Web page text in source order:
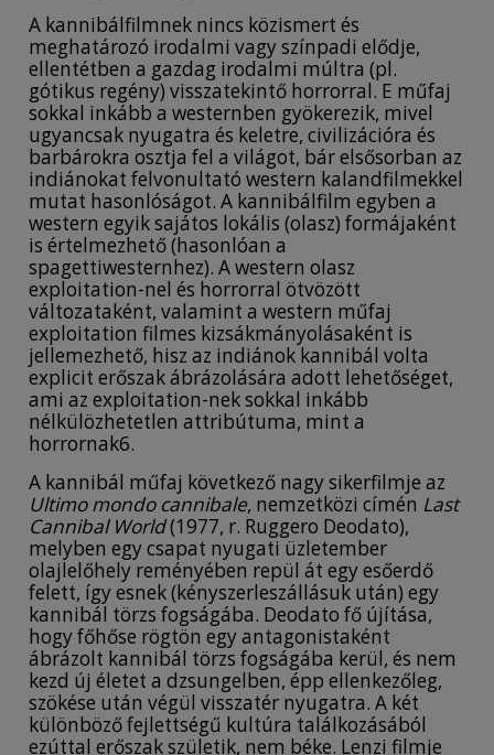
A kannibálfilmnek nincs közismert és
meghatározó irodalmi vagy színpadi elődje,
ellentétben a gazdag irodalmi múltra (pl.
gótikus regény) visszatekintő horrorral. E műfaj
sokkal inkább a westernben gyökerezik, mivel
ugyancsak nyugatra és keletre, civilizációra és
barbárokra osztja fel a világot, bár elsősorban az
indiánokat felvonultató western kalandfilmekkel
mutat hasonlóságot. A kannibálfilm egyben a
western egyik sajátos lokális (olasz) formájaként
is értelmezhető (hasonlóan a
spagettiwesternhez). A western olasz
exploitation-nel és horrorral ötvözött
változataként, valamint a western műfaj
exploitation filmes kizsákmányolásaként is
jellemezhető, hisz az indiánok kannibál volta
explicit erőszak ábrázolására adott lehetőséget,
ami az exploitation-nek sokkal inkább
nélkülözhetetlen attribútuma, mint a
horrornak6.
A kannibál műfaj következő nagy sikerfilmje az
Ultimo mondo cannibale, nemzetközi címén Last
Cannibal World(1977, r. Ruggero Deodato),
melyben egy csapat nyugati üzletember
olajlelőhely reményében repül át egy esőerdő
felett, így esnek (kényszerleszállásuk után) egy
kannibál törzs fogságába. Deodato fő újítása,
hogy főhőse rögtön egy antagonistaként
ábrázolt kannibál törzs fogságába kerül, és nem
kezd új életet a dzsungelben, épp ellenkezőleg,
szökése után végül visszatér nyugatra. A két
különböző fejlettségű kultúra találkozásából
ezúttal erőszak születik, nem béke. Lenzi filmje